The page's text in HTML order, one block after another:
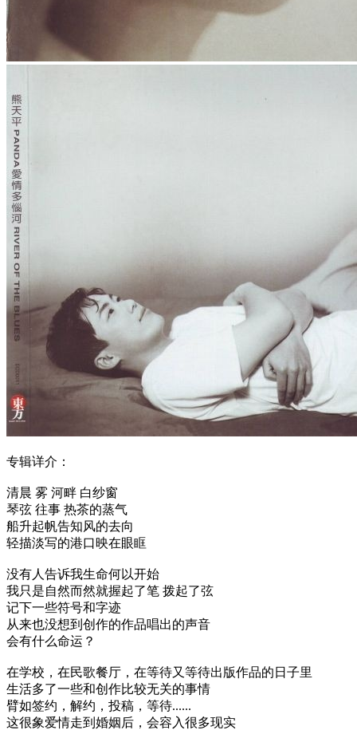
专辑详介：
清晨 雾 河畔 白纱窗
琴弦 往事 热茶的蒸气
船升起帆告知风的去向
轻描淡写的港口映在眼眶
没有人告诉我生命何以开始
我只是自然而然就握起了笔 拨起了弦
记下一些符号和字迹
从来也没想到创作的作品唱出的声音
会有什么命运？
在学校，在民歌餐厅，在等待又等待出版作品的日子里
生活多了一些和创作比较无关的事情
臂如签约，解约，投稿，等待......
这很象爱情走到婚姻后，会容入很多现实